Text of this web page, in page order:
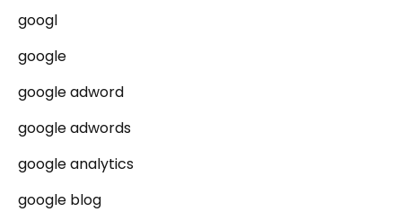
googl
google
google adword
google adwords
google analytics
google blog